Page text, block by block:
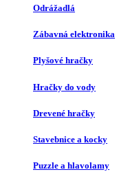
Odrážadlá
Zábavná elektronika
Plyšové hračky
Hračky do vody
Drevené hračky
Stavebnice a kocky
Puzzle a hlavolamy